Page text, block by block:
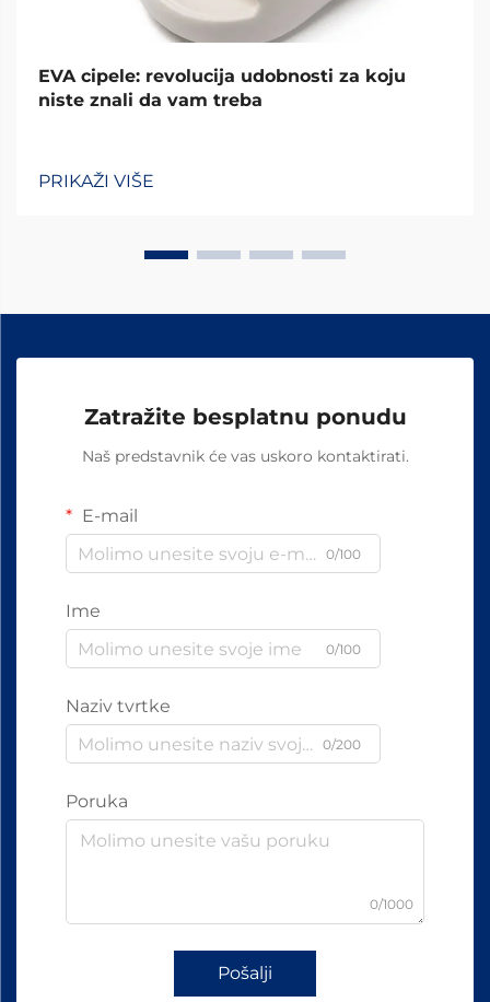
EVA cipele: revolucija udobnosti za koju
niste znali da vam treba
PRIKAŽI VIŠE
Zatražite besplatnu ponudu
Naš predstavnik će vas uskoro kontaktirati.
E-mail
0/100
Ime
0/100
Naziv tvrtke
0/200
Poruka
0/1000
Pošalji